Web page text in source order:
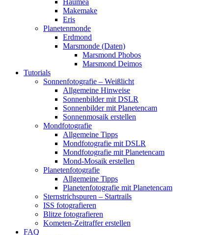
Makemake
Eris
Planetenmonde
Erdmond
Marsmonde (Daten)
Marsmond Phobos
Marsmond Deimos
Tutorials
Sonnenfotografie – Weißlicht
Allgemeine Hinweise
Sonnenbilder mit DSLR
Sonnenbilder mit Planetencam
Sonnenmosaik erstellen
Mondfotografie
Allgemeine Tipps
Mondfotografie mit DSLR
Mondfotografie mit Planetencam
Mond-Mosaik erstellen
Planetenfotografie
Allgemeine Tipps
Planetenfotografie mit Planetencam
Sternstrichspuren – Startrails
ISS fotografieren
Blitze fotografieren
Kometen-Zeitraffer erstellen
FAQ